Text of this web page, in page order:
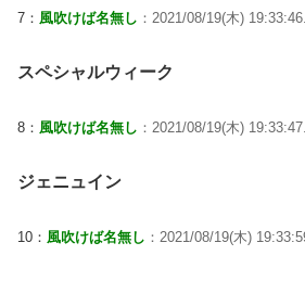
7： 風吹けば名無し ：2021/08/19(木)
スペシャルウィーク
8： 風吹けば名無し ：2021/08/19(木)
ジェニュイン
10： 風吹けば名無し ：2021/08/19(木)